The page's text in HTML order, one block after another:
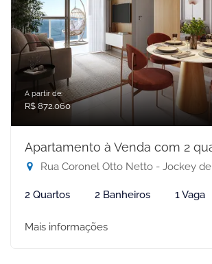
A partir de:
R$ 872.060
Apartamento à Venda com 2
Rua Coronel Otto Netto - Jockey de
2 Quartos 2 Banheiros 1 Vaga
Mais informações